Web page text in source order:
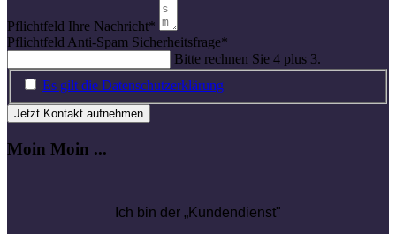
Pflichtfeld Ihre Nachricht*
Pflichtfeld Anti-Spam Sicherheitsfrage*
Bitte rechnen Sie 4 plus 3.
Es gilt die Datenschutzerklärung
Jetzt Kontakt aufnehmen
Moin Moin ...
Ich bin der „Kundendienst"